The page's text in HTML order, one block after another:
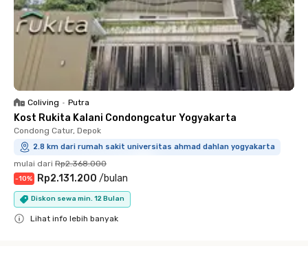
Coliving • Putra
Kost Rukita Kalani Condongcatur Yogyakarta
Condong Catur, Depok
2.8 km dari rumah sakit universitas ahmad dahlan yogyakarta
mulai dari Rp2.368.000
-10% Rp2.131.200 /bulan
Diskon sewa min. 12 Bulan
Lihat info lebih banyak